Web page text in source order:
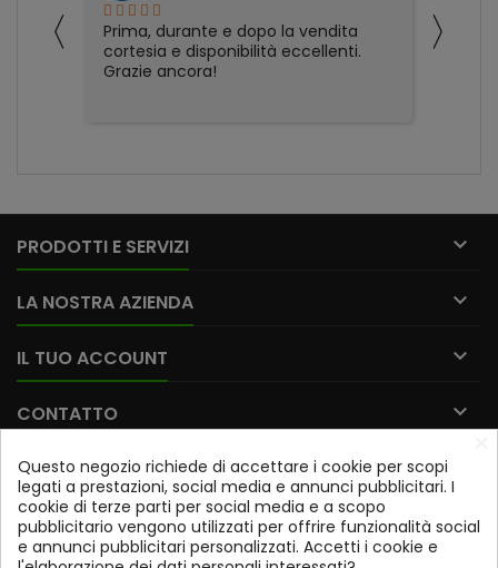
〈
Prima, durante e dopo la vendita
cortesia e disponibilità eccellenti.
Grazie ancora!
〉
PRODOTTI E SERVIZI 
LA NOSTRA AZIENDA 
IL TUO ACCOUNT 
CONTATTO 
Iscriviti alla nostra newsletter
Potrai annullare l'iscrizione in qualsiasi momento. A tale
Questo negozio richiede di accettare i cookie per scopi
legati a prestazioni, social media e annunci pubblicitari. I
cookie di terze parti per social media e a scopo
pubblicitario vengono utilizzati per offrire funzionalità social
e annunci pubblicitari personalizzati. Accetti i cookie e